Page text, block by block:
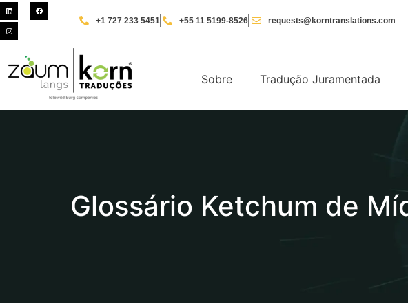
+1 727 233 5451 +55 11 5199-8526 requests@korntranslations.com
Sobre Tradução Juramentada
Glossário Ketchum de